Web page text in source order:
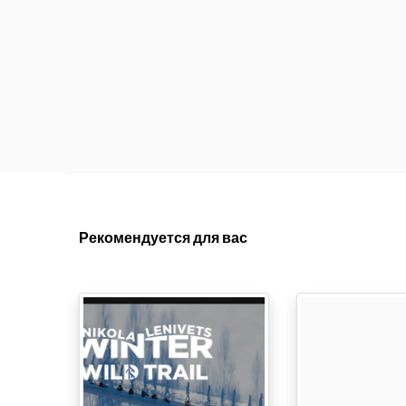
Рекомендуется для вас